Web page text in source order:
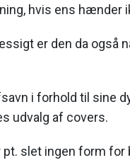
hvis ens hænder
er den da også
i forhold til sine
udvalg af covers.
pt. slet ingen form